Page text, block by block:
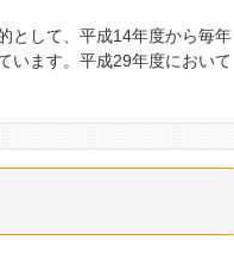
として、平成14年度から毎年
います。平成29年度において